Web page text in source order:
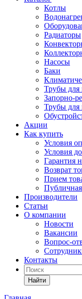
Котлы
Радиаторы
Насосы
Баки
Трубы для
Запорно-
Трубы для
Акции
Как купить
Условия
Условия
Гарантия
Возврат
Прием
Производители
Статьи
О компании
Новости
Вакансии
Вопрос-
Контакты
Найти